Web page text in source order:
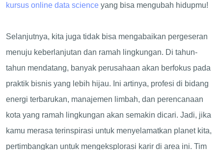
kursus online data science yang bisa mengubah hidupmu!
Selanjutnya, kita juga tidak bisa mengabaikan pergeseran
menuju keberlanjutan dan ramah lingkungan. Di tahun-
tahun mendatang, banyak perusahaan akan berfokus pada
praktik bisnis yang lebih hijau. Ini artinya, profesi di bidang
energi terbarukan, manajemen limbah, dan perencanaan
kota yang ramah lingkungan akan semakin dicari. Jadi, jika
kamu merasa terinspirasi untuk menyelamatkan planet kita,
pertimbangkan untuk mengeksplorasi karir di area ini. Tim